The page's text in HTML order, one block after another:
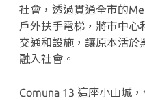
社會，透過貫通全市的
戶外扶手電梯，將市中心
交通和設施，讓原本活於
融入社會。
Comuna 13 這座小山城